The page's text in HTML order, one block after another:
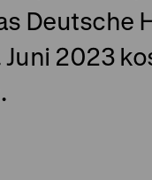
Deutsche
Juni 2023